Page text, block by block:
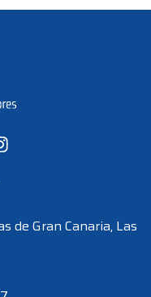
de Gran Canaria, Las